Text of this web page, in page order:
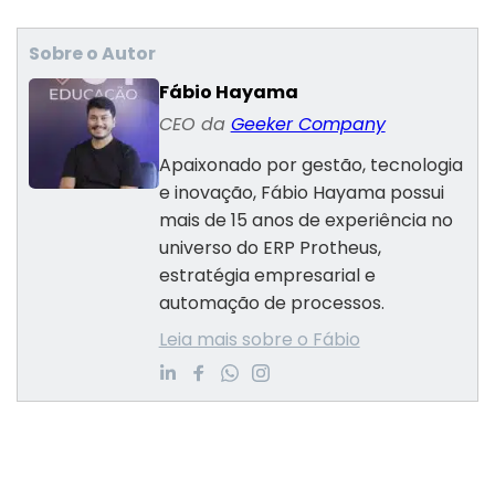
Sobre o Autor
Fábio Hayama
CEO da Geeker Company
Apaixonado por gestão, tecnologia
e inovação, Fábio Hayama possui
mais de 15 anos de experiência no
universo do ERP Protheus,
estratégia empresarial e
automação de processos.
Leia mais sobre o Fábio